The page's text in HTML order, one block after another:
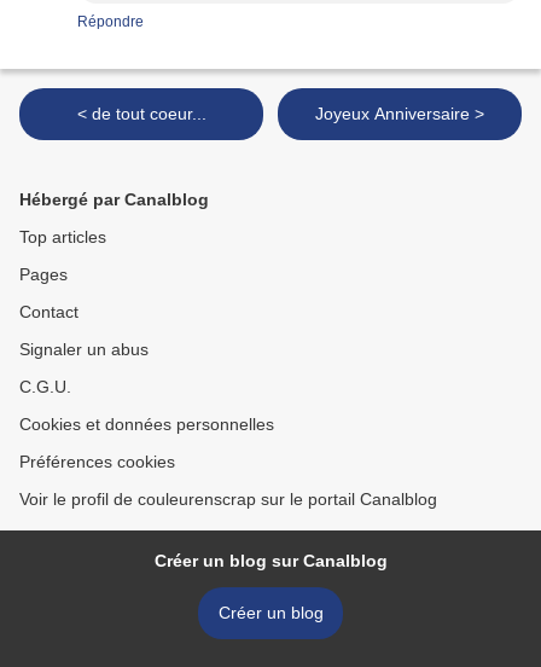
Répondre
< de tout coeur... Joyeux Anniversaire >
Hébergé par Canalblog
Top articles
Pages
Contact
Signaler un abus
C.G.U.
Cookies et données personnelles
Préférences cookies
Voir le profil de couleurenscrap sur le portail Canalblog
Créer un blog sur Canalblog
Créer un blog